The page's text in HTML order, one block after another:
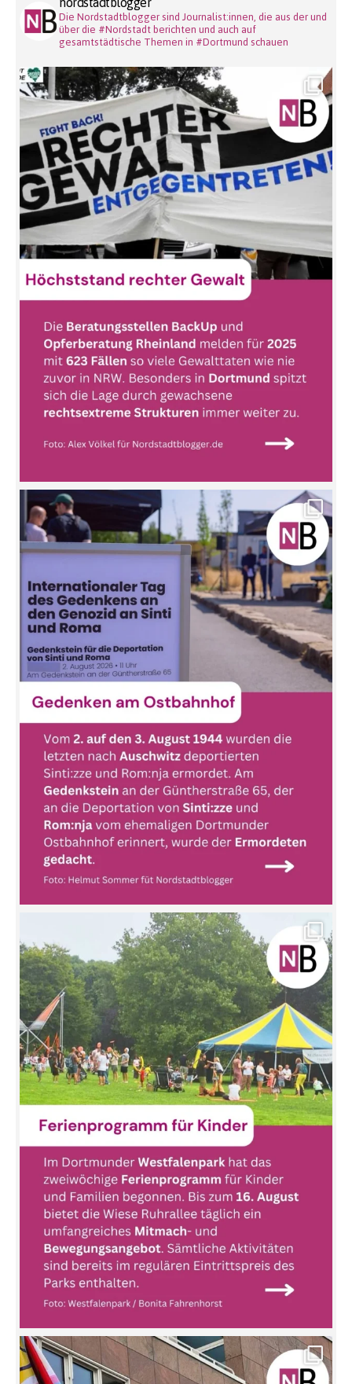
Die Nordstadtblogger sind Journalist:innen, die aus der und
über die #Nordstadt berichten und auch auf
gesamtstädtische Themen in #Dortmund schauen